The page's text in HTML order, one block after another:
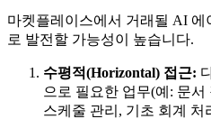
마켓플레이스에서 거래될 AI 에
로 발전할 가능성이 높습니다.
수평적(Horizontal) 접근:
으로 필요한 업무(예: 문
스케줄 관리, 기초 회계 처